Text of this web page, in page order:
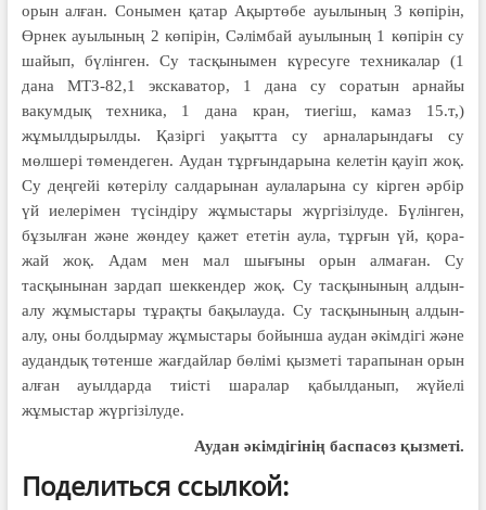
орын алған. Сонымен қатар Ақыртөбе ауылының 3 көпірін,
Өрнек ауылының 2 көпірін, Сәлімбай ауылының 1 көпірін су
шайып, бүлінген. Су тасқынымен күресуге техникалар (1
дана МТЗ-82,1 экскаватор, 1 дана су соратын арнайы
вакумдық техника, 1 дана кран, тиегіш, камаз 15.т,)
жұмылдырылды. Қазіргі уақытта су арналарындағы су
мөлшері төмендеген. Аудан тұрғындарына келетін қауіп жоқ.
Су деңгейі көтерілу салдарынан аулаларына су кірген әрбір
үй иелерімен түсіндіру жұмыстары жүргізілуде. ​Бүлінген,
бұзылған және жөндеу қажет ететін аула, тұрғын үй, қора-
жай жоқ. Адам мен мал шығыны орын алмаған. Су
тасқынынан зардап шеккендер жоқ. Су тасқынының алдын-
алу жұмыстары тұрақты бақылауда. Су тасқынының алдын-
алу, оны болдырмау жұмыстары бойынша аудан әкімдігі және
аудандық төтенше жағдайлар бөлімі қызметі тарапынан орын
алған ауылдарда тиісті шаралар қабылданып, жүйелі
жұмыстар жүргізілуде.
Аудан әкімдігінің баспасөз қызметі.
Поделиться ссылкой: